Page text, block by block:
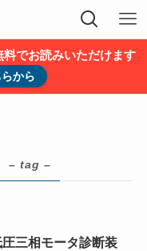
でお読みいただけます
から
– tag –
三相モータ診断装